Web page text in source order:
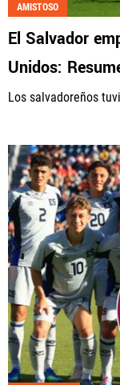
AMISTOSO
El Salvador
Unidos:
Los salvadoreños